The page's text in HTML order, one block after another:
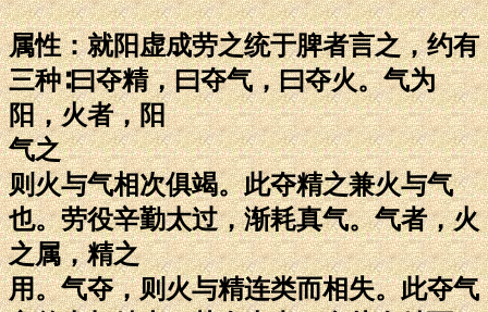
属性：就阳虚成劳之统于脾者言之，约有
三种∶曰夺精，曰夺气，曰夺火。气为
阳，火者，阳
气之
则火与气相次俱竭。此夺精之兼火与气
也。劳役辛勤太过，渐耗真气。气者，火
之属，精之
用。气夺，则火与精连类而相失。此夺气